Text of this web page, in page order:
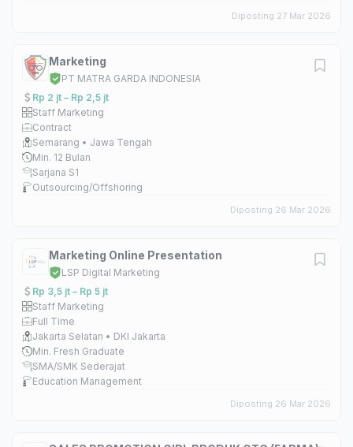
Diposting 27 Mar 2026
Marketing
PT MATRA GARDA INDONESIA
Rp 2 jt – Rp 2,5 jt
Staff Marketing
Contract
Semarang • Jawa Tengah
Min. 12 Bulan
Sarjana S1
Outsourcing/Offshoring
Diposting 26 Mar 2026
Marketing Online Presentation
LSP Digital Marketing
Rp 3,5 jt – Rp 5 jt
Staff Marketing
Full Time
Jakarta Selatan • DKI Jakarta
Min. Fresh Graduate
SMA/SMK Sederajat
Education Management
Diposting 26 Mar 2026